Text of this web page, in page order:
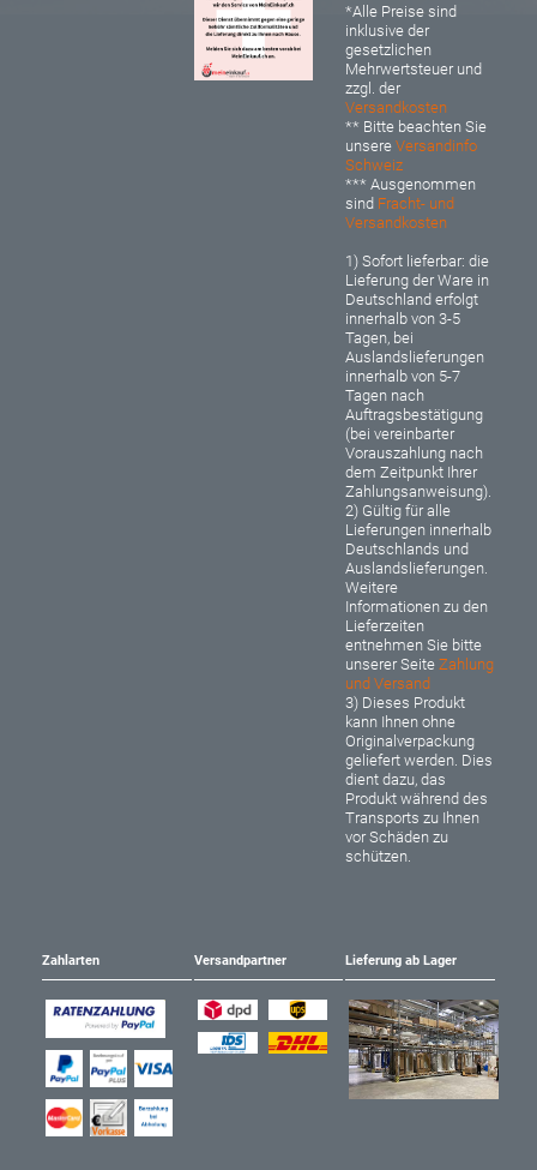
*Alle Preise sind
inklusive der
gesetzlichen
Mehrwertsteuer und
zzgl. der
Versandkosten
** Bitte beachten Sie
unsereVersandinfo
Schweiz
*** Ausgenommen
sind Fracht- und
Versandkosten
1) Sofort lieferbar: die
Lieferung der Ware in
Deutschland erfolgt
innerhalb von 3-5
Tagen, bei
Auslandslieferungen
innerhalb von 5-7
Tagen nach
Auftragsbestätigung
(bei vereinbarter
Vorauszahlung nach
dem Zeitpunkt Ihrer
Zahlungsanweisung).
2) Gültig für alle
Lieferungen innerhalb
Deutschlands und
Auslandslieferungen.
Weitere
Informationen zu den
Lieferzeiten
entnehmen Sie bitte
unserer SeiteZahlung
und Versand
3) Dieses Produkt
kann Ihnen ohne
Originalverpackung
geliefert werden. Dies
dient dazu, das
Produkt während des
Transports zu Ihnen
vor Schäden zu
schützen.
Zahlarten Versandpartner Lieferung ab Lager